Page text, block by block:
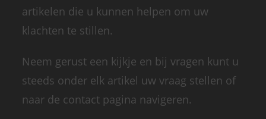
artikelen die u kunnen helpen om uw
klachten te stillen.
Neem gerust een kijkje en bij vragen kunt u
steeds onder elk artikel uw vraag stellen of
naar de contact pagina navigeren.